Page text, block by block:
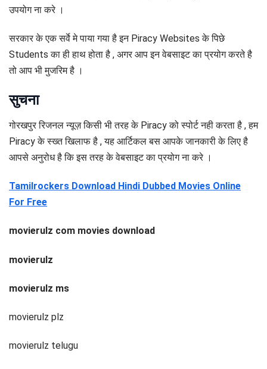
उपयोग ना करे ।
सरकार के एक सर्वे मे पाया गया है इन Piracy Websites के पिछे
Students का ही हाथ होता है , अगर आप इन वेबसाइट का प्रयोग करते है
तो आप भी मुजरिम है ।
सुचना
गोरखपुर रिजनल न्यूज़ किसी भी तरह के Piracy को स्पोर्ट नही करता है , हम
Piracy के स्ख्त खिलाफ है , यह आर्टिकल बस आपके जानकारी के लिए है
आपसे अनुरोध है कि इस तरह के वेबसाइट का प्रयोग ना करे ।
Tamilrockers Download Hindi Dubbed Movies Online
For Free
movierulz com movies download
movierulz
movierulz ms
movierulz plz
movierulz telugu